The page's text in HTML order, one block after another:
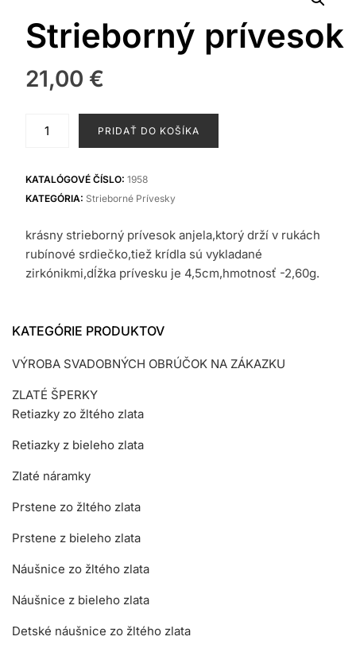
Strieborný prívesok
21,00 €
PRIDAŤ DO KOŠÍKA
KATALÓGOVÉ ČÍSLO: 1958
KATEGÓRIA: Strieborné Prívesky
krásny strieborný prívesok anjela,ktorý drží v rukách
rubínové srdiečko,tiež krídla sú vykladané
zirkónikmi,dĺžka prívesku je 4,5cm,hmotnosť -2,60g.
KATEGÓRIE PRODUKTOV
VÝROBA SVADOBNÝCH OBRÚČOK NA ZÁKAZKU
ZLATÉ ŠPERKY
Retiazky zo žltého zlata
Retiazky z bieleho zlata
Zlaté náramky
Prstene zo žltého zlata
Prstene z bieleho zlata
Náušnice zo žltého zlata
Náušnice z bieleho zlata
Detské náušnice zo žltého zlata